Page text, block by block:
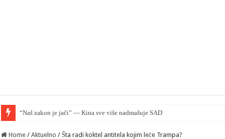
“Naš zakon je jači” — Kina sve više nadmašuje SAD u pravnom smislu
Home / Aktuelno / Šta radi koktel antitela kojim leče Trampa?